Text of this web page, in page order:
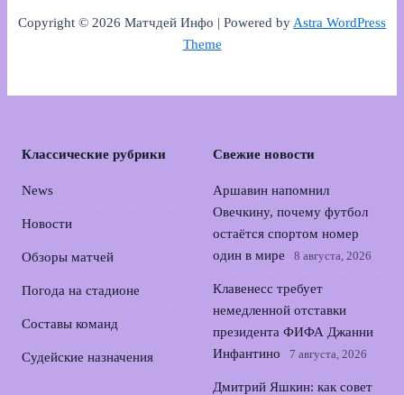
Copyright © 2026 Матчдей Инфо | Powered byAstra WordPress
Theme
Классические рубрики
News
Новости
Обзоры матчей
Погода на стадионе
Составы команд
Судейские назначения
Свежие новости
Аршавин напомнил
Овечкину, почему футбол
остаётся спортом номер
один в мире
8 августа, 2026
Клавенесс требует
немедленной отставки
президента ФИФА Джанни
Инфантино
7 августа, 2026
Дмитрий Яшкин: как совет